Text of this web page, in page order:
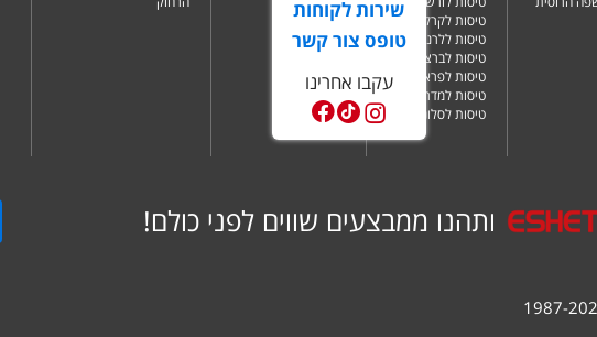
שירות לקוחות
טופס צור קשר
עקבו אחרינו
טיסות לקרקוב
טיסות ללרנקה
טיסות לברצלונה
טיסות לפראג
טיסות למדריד
טיסות לסלוניקי
ותהנו ממבצעים שווים לפני כולם!